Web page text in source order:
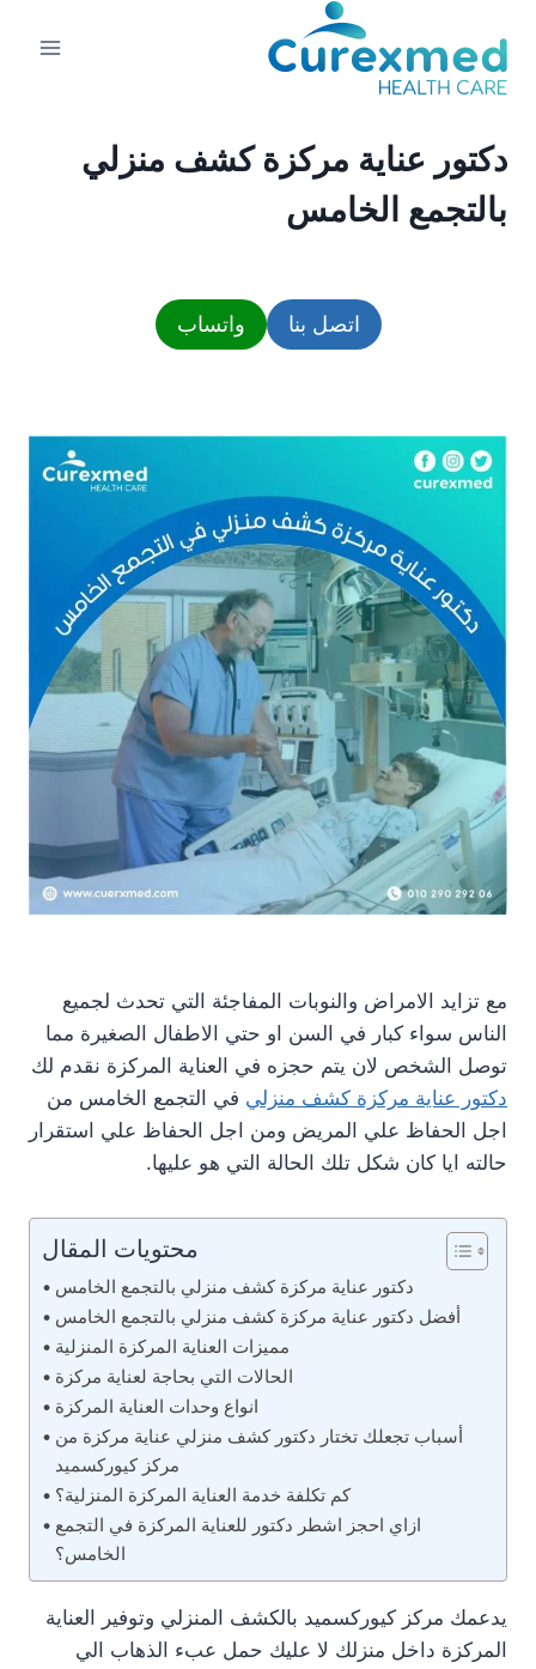
المحتوى
دكتور عناية مركزة كشف منزلي
بالتجمع الخامس
اتصل بنا واتساب
مع تزايد الامراض والنوبات المفاجئة التي تحدث لجميع
الناس سواء كبار في السن او حتي الاطفال الصغيرة مما
توصل الشخص لان يتم حجزه في العناية المركزة نقدم لك
دكتور عناية مركزة كشف منزلي في التجمع الخامس من
اجل الحفاظ علي المريض ومن اجل الحفاظ علي استقرار
حالته ايا كان شكل تلك الحالة التي هو عليها.
محتويات المقال
دكتور عناية مركزة كشف منزلي بالتجمع الخامس
أفضل دكتور عناية مركزة كشف منزلي بالتجمع الخامس
مميزات العناية المركزة المنزلية
الحالات التي بحاجة لعناية مركزة
انواع وحدات العناية المركزة
أسباب تجعلك تختار دكتور كشف منزلي عناية مركزة من
مركز كيوركسميد
كم تكلفة خدمة العناية المركزة المنزلية؟
ازاي احجز اشطر دكتور للعناية المركزة في التجمع
الخامس؟
يدعمك مركز كيوركسميد بالكشف المنزلي وتوفير العناية
المركزة داخل منزلك لا عليك حمل عبء الذهاب الي